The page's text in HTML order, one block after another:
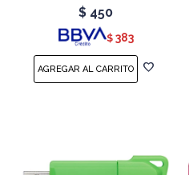
3.2
$ 450
$ 383